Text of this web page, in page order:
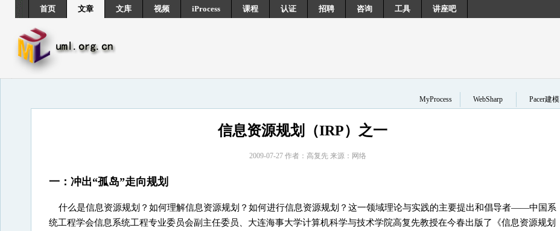
首页 文章 文库 视频 iProcess 课程 认证 招聘 咨询 工具 讲座吧
MyProcess WebSharp Pacer建模
信息资源规划（IRP）之一
2009-07-27 作者：高复先 来源：网络
一：冲出“孤岛”走向规划
什么是信息资源规划？如何理解信息资源规划？如何进行信息资源规划？这一领域理论与实践的主要提出和倡导者——中国系
统工程学会信息系统工程专业委员会副主任委员、大连海事大学计算机科学与技术学院高复先教授在今春出版了《信息资源规划